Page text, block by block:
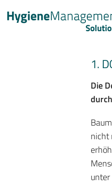
1.
Die
nicht